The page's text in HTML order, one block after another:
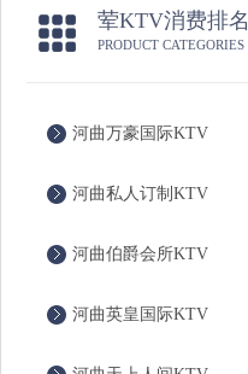
荤KTV消费排名
PRODUCT CATEGORIES
河曲万豪国际KTV
河曲私人订制KTV
河曲伯爵会所KTV
河曲英皇国际KTV